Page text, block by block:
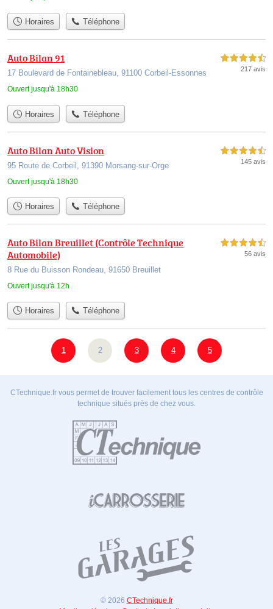
Horaires Téléphone
Auto Bilan 91
17 Boulevard de Fontainebleau, 91100 Corbeil-Essonnes
Ouvert jusqu'à 18h30
4,5 étoiles sur 5
217 avis
Horaires Téléphone
Auto Bilan Auto Vision
95 Route de Corbeil, 91390 Morsang-sur-Orge
Ouvert jusqu'à 18h30
4,5 étoiles sur 5
145 avis
Horaires Téléphone
Auto Bilan Breuillet (Contrôle Technique
Automobile)
8 Rue du Buisson Rondeau, 91650 Breuillet
Ouvert jusqu'à 12h
4,5 étoiles sur 5
56 avis
Horaires Téléphone
1 2 3 4 5
CTechnique.fr vous permet de trouver facilement tous les centres de contrôle
technique situés près de chez vous.
© 2026 CTechnique.fr